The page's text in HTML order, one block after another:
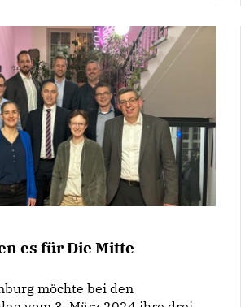
es für Die Mitte
möchte bei den